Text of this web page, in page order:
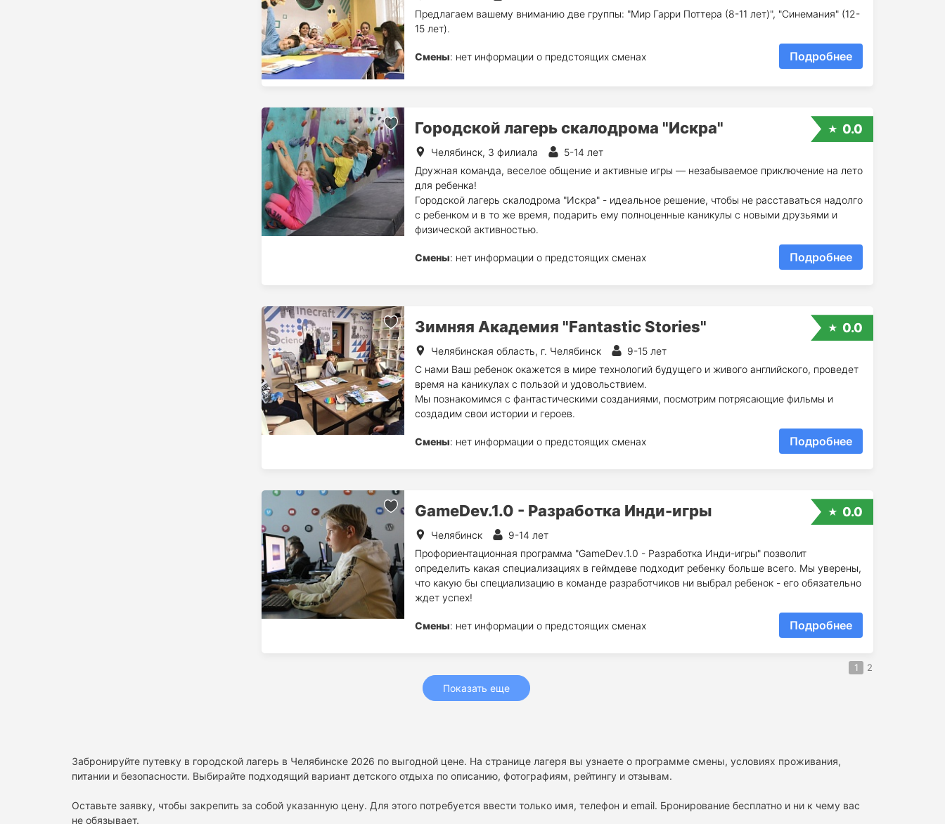
Предлагаем вашему вниманию две группы: "Мир Гарри Поттера (8-11 лет)", "Синемания" (12-
15 лет).
Смены: нет информации о предстоящих сменах Подробнее
Городской лагерь скалодрома "Искра"
Челябинск, 3 филиала
5-14 лет
Дружная команда, веселое общение и активные игры — незабываемое приключение на лето
для ребенка!
Городской лагерь скалодрома "Искра" - идеальное решение, чтобы не расставаться надолго
с ребенком и в то же время, подарить ему полноценные каникулы с новыми друзьями и
физической активностью.
Смены: нет информации о предстоящих сменах Подробнее
0.0
Зимняя Академия "Fantastic Stories"
Челябинская область, г. Челябинск
9-15 лет
С нами Ваш ребенок окажется в мире технологий будущего и живого английского, проведет
время на каникулах с пользой и удовольствием.
Мы познакомимся с фантастическими созданиями, посмотрим потрясающие фильмы и
создадим свои истории и героев.
Смены: нет информации о предстоящих сменах Подробнее
0.0
GameDev.1.0 - Разработка Инди-игры
Челябинск
9-14 лет
Профориентационная программа "GameDev.1.0 - Разработка Инди-игры" позволит
определить какая специализациях в геймдеве подходит ребенку больше всего. Мы уверены,
что какую бы специализацию в команде разработчиков ни выбрал ребенок - его обязательно
ждет успех!
Смены: нет информации о предстоящих сменах Подробнее
0.0
1 2
Показать еще
Забронируйте путевку в городской лагерь в Челябинске 2026 по выгодной цене. На странице лагеря вы узнаете о программе смены, условиях проживания,
питании и безопасности. Выбирайте подходящий вариант детского отдыха по описанию, фотографиям, рейтингу и отзывам.
Оставьте заявку, чтобы закрепить за собой указанную цену. Для этого потребуется ввести только имя, телефон и email. Бронирование бесплатно и ни к чему вас
не обязывает.